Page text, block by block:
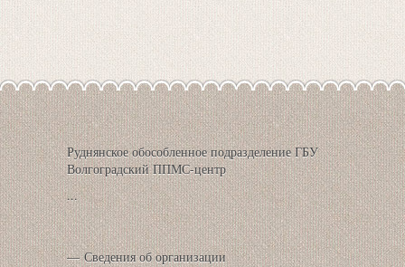
Руднянское обособленное подразделение ГБУ
Волгоградский ППМС-центр
...
Сведения об организации